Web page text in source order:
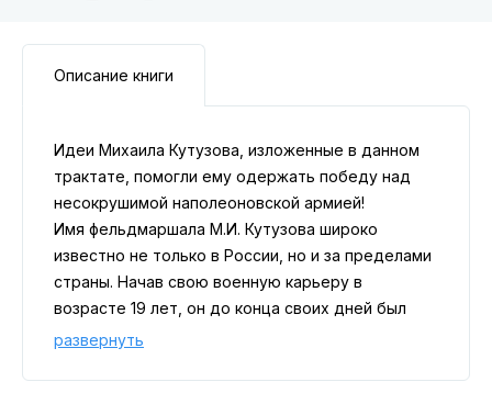
Описание книги
Идеи Михаила Кутузова, изложенные в данном
трактате, помогли ему одержать победу над
несокрушимой наполеоновской армией!
Имя фельдмаршала М.И. Кутузова широко
известно не только в России, но и за пределами
страны. Начав свою военную карьеру в
возрасте 19 лет, он до конца своих дней был
предан Отечеству, не раз побеждая неприятеля
Издание включает в себя трактат «Примечания
развернуть